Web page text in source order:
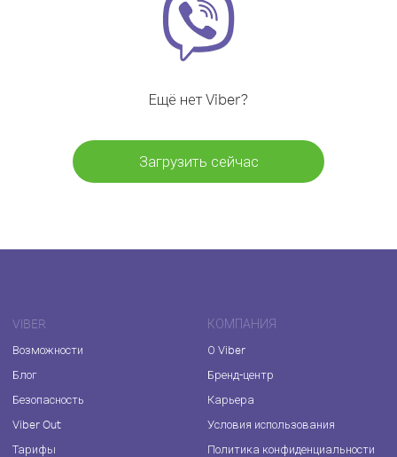
Ещё нет Viber?
Загрузить сейчас
VIBER
Возможности
Блог
Безопасность
Viber Out
Тарифы
КОМПАНИЯ
О Viber
Бренд-центр
Карьера
Условия использования
Политика конфиденциальности